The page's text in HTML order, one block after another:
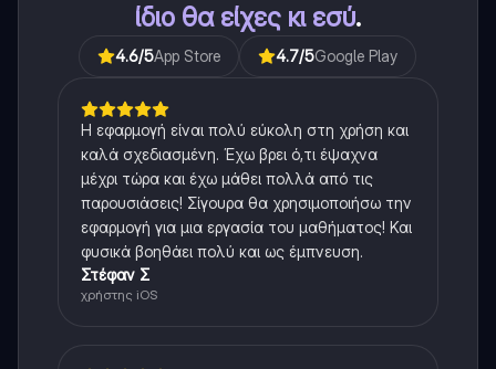
ίδιο θα είχες κι εσύ.
4.6/5App Store 4.7/5Google Play
Η εφαρμογή είναι πολύ εύκολη στη χρήση και
καλά σχεδιασμένη. Έχω βρει ό,τι έψαχνα
μέχρι τώρα και έχω μάθει πολλά από τις
παρουσιάσεις! Σίγουρα θα χρησιμοποιήσω την
εφαρμογή για μια εργασία του μαθήματος! Και
φυσικά βοηθάει πολύ και ως έμπνευση.
Στέφαν Σ
χρήστης iOS